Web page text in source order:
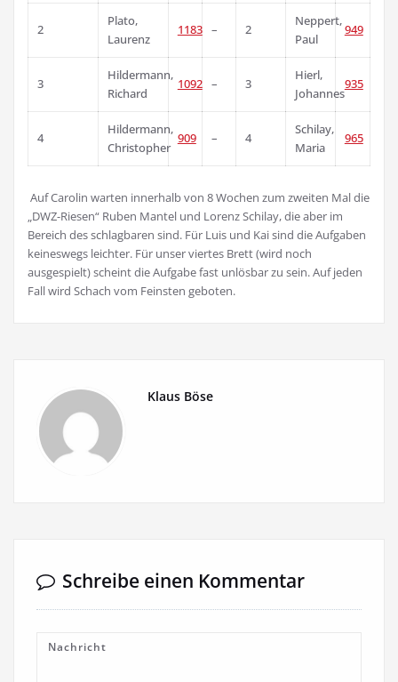
2
Plato,
Laurenz
1183 – 2
Neppert,
Paul
949
3
Hildermann,
Richard
1092 – 3
Hierl,
Johannes
935
4
Hildermann,
Christopher
909 – 4
Schilay,
Maria
965
Auf Carolin warten innerhalb von 8 Wochen zum zweiten Mal die
„DWZ-Riesen“ Ruben Mantel und Lorenz Schilay, die aber im
Bereich des schlagbaren sind. Für Luis und Kai sind die Aufgaben
keineswegs leichter. Für unser viertes Brett (wird noch
ausgespielt) scheint die Aufgabe fast unlösbar zu sein. Auf jeden
Fall wird Schach vom Feinsten geboten.
Klaus Böse
Schreibe einen Kommentar